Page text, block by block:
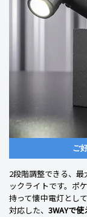
ご
2段階調整できる、
ックライトです。ポ
持って懐中電灯とし
対応した、 3WAYで